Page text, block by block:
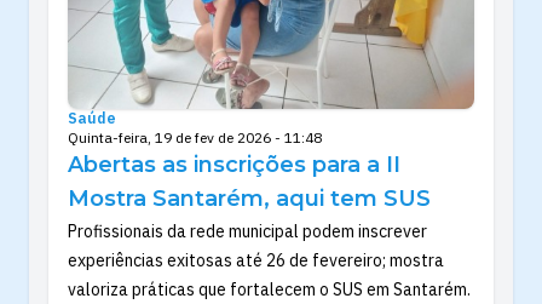
Saúde
Quinta-feira, 19 de fev de 2026 - 11:48
Abertas as inscrições para a II
Mostra Santarém, aqui tem SUS
Profissionais da rede municipal podem inscrever
experiências exitosas até 26 de fevereiro; mostra
valoriza práticas que fortalecem o SUS em Santarém.